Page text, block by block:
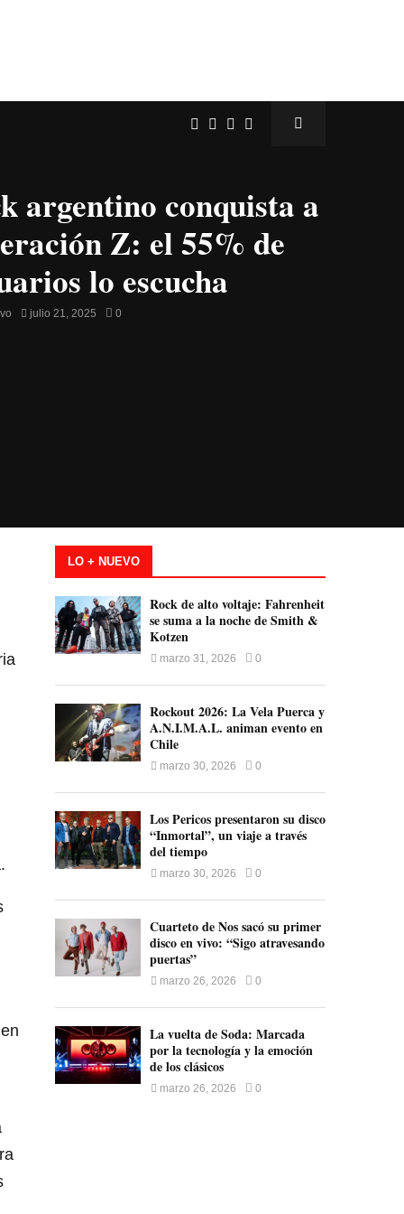
argentino conquista a
Z: el 55% de
lo escucha
julio 21, 2025 0
LO + NUEVO
Rock de alto voltaje: Fahrenheit
se suma a la noche de Smith &
Kotzen
marzo 31, 2026 0
Rockout 2026: La Vela Puerca y
A.N.I.M.A.L. animan evento en
Chile
marzo 30, 2026 0
Los Pericos presentaron su disco
“Inmortal”, un viaje a través
del tiempo
marzo 30, 2026 0
Cuarteto de Nos sacó su primer
disco en vivo: “Sigo atravesando
puertas”
marzo 26, 2026 0
La vuelta de Soda: Marcada
por la tecnología y la emoción
de los clásicos
marzo 26, 2026 0